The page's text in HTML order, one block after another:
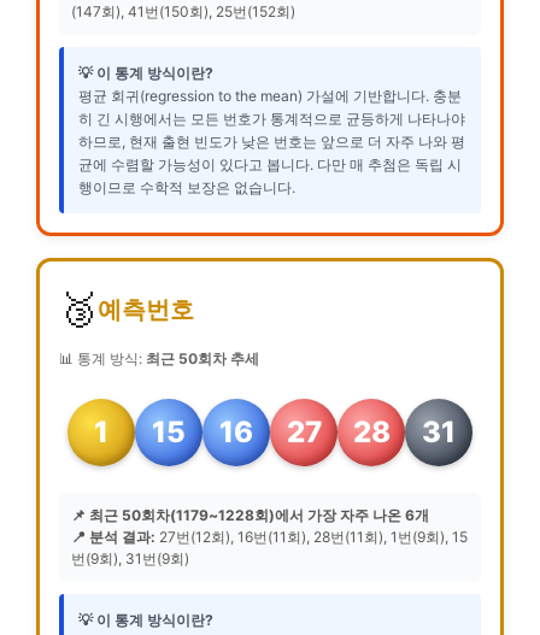
(147회), 41번(150회), 25번(152회)
💡 이 통계 방식이란?
평균 회귀(regression to the mean) 가설에 기반합니다. 충분
히 긴 시행에서는 모든 번호가 통계적으로 균등하게 나타나야
하므로, 현재 출현 빈도가 낮은 번호는 앞으로 더 자주 나와 평
균에 수렴할 가능성이 있다고 봅니다. 다만 매 추첨은 독립 시
행이므로 수학적 보장은 없습니다.
🥉 예측번호
📊 통계 방식: 최근 50회차 추세
1 15 16 27 28 31
📌 최근 50회차(1179~1228회)에서 가장 자주 나온 6개
📍 분석 결과: 27번(12회), 16번(11회), 28번(11회), 1번(9회), 15
번(9회), 31번(9회)
💡 이 통계 방식이란?